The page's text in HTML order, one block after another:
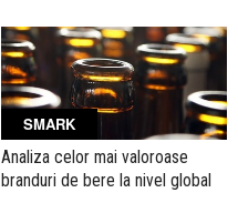
SMARK
Analiza celor mai valoroase
branduri de bere la nivel global